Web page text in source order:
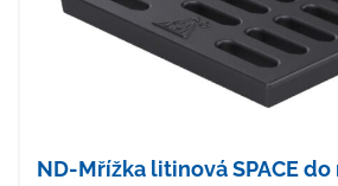
ND-Mřížka litinová SPACE